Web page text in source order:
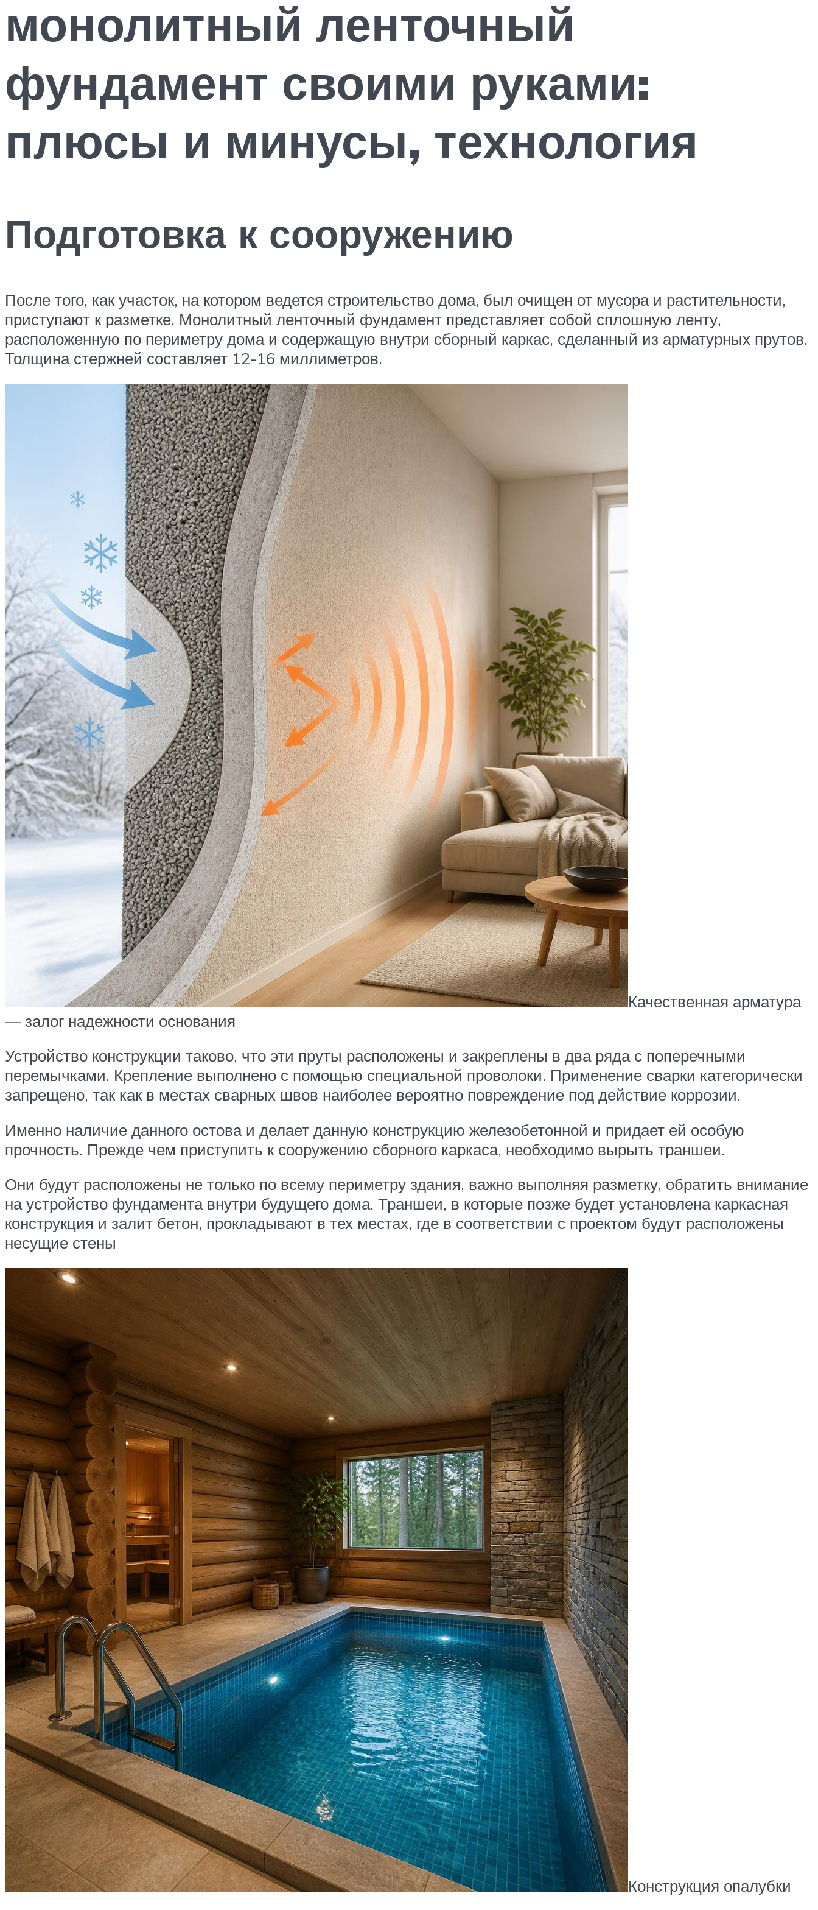
монолитный ленточный
фундамент своими руками:
плюсы и минусы, технология
Подготовка к сооружению
После того, как участок, на котором ведется строительство дома, был очищен от мусора и растительности,
приступают к разметке. Монолитный ленточный фундамент представляет собой сплошную ленту,
расположенную по периметру дома и содержащую внутри сборный каркас, сделанный из арматурных прутов.
Толщина стержней составляет 12-16 миллиметров.
Качественная арматура
— залог надежности основания
Устройство конструкции таково, что эти пруты расположены и закреплены в два ряда с поперечными
перемычками. Крепление выполнено с помощью специальной проволоки. Применение сварки категорически
запрещено, так как в местах сварных швов наиболее вероятно повреждение под действие коррозии.
Именно наличие данного остова и делает данную конструкцию железобетонной и придает ей особую
прочность. Прежде чем приступить к сооружению сборного каркаса, необходимо вырыть траншеи.
Они будут расположены не только по всему периметру здания, важно выполняя разметку, обратить внимание
на устройство фундамента внутри будущего дома. Траншеи, в которые позже будет установлена каркасная
конструкция и залит бетон, прокладывают в тех местах, где в соответствии с проектом будут расположены
несущие стены
Конструкция опалубки